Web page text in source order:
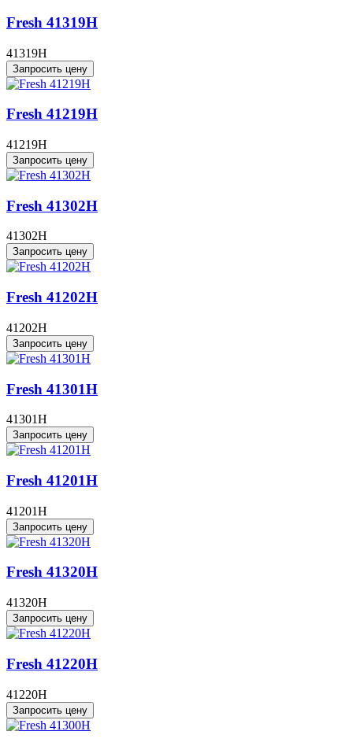
Fresh 41319H
41319H
Запросить цену
Fresh 41219H
41219H
Запросить цену
Fresh 41302H
41302H
Запросить цену
Fresh 41202H
41202H
Запросить цену
Fresh 41301H
41301H
Запросить цену
Fresh 41201H
41201H
Запросить цену
Fresh 41320H
41320H
Запросить цену
Fresh 41220H
41220H
Запросить цену